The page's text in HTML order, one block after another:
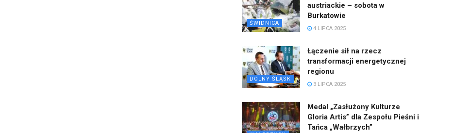
ŚWIDNICA
austriackie – sobota w
Burkatowie
4 LIPCA 2025
DOLNY ŚLĄSK
Łączenie sił na rzecz
transformacji energetycznej
regionu
3 LIPCA 2025
Medal „Zasłużony Kulturze
Gloria Artis” dla Zespołu Pieśni i
Tańca „Wałbrzych”